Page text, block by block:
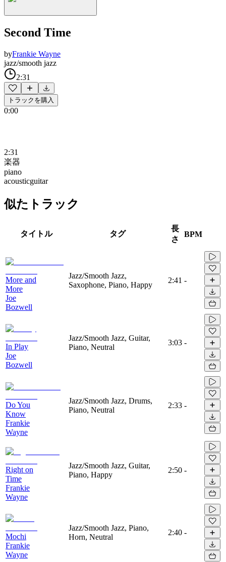
Second Time
byFrankie Wayne
jazz/smooth jazz
2:31
トラックを購入
0:00
2:31
楽器
piano
acousticguitar
似たトラック
タイトル タグ
長
さ
BPM
More and
More
Joe
Bozwell
Jazz/Smooth Jazz,
Saxophone, Piano, Happy
2:41 -
In Play
Joe
Bozwell
Jazz/Smooth Jazz, Guitar,
Piano, Neutral
3:03 -
Do You
Know
Frankie
Wayne
Jazz/Smooth Jazz, Drums,
Piano, Neutral
2:33 -
Right on
Time
Frankie
Wayne
Jazz/Smooth Jazz, Guitar,
Piano, Happy
2:50 -
Mochi
Frankie
Wayne
Jazz/Smooth Jazz, Piano,
Horn, Neutral
2:40 -